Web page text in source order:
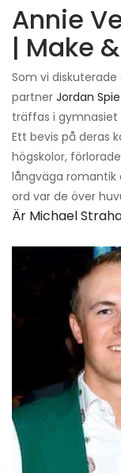
Annie
| Make
Som vi
partner Jordan
träffas i gymnasiet
Ett bevis på deras
högskolor,
långväga
ord var de över
Är Michael